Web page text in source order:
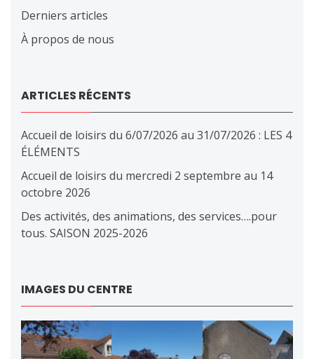
Derniers articles
À propos de nous
ARTICLES RÉCENTS
Accueil de loisirs du 6/07/2026 au 31/07/2026 : LES 4
ÉLÉMENTS
Accueil de loisirs du mercredi 2 septembre au 14
octobre 2026
Des activités, des animations, des services….pour
tous. SAISON 2025-2026
IMAGES DU CENTRE